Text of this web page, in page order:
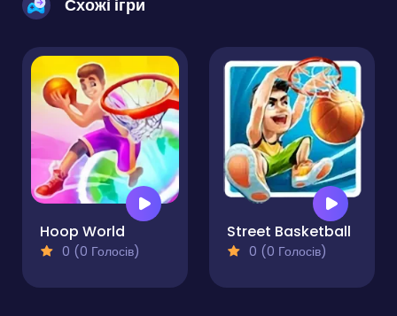
Схожі ігри
Hoop World
0 (0 Голосів)
Street Basketball
0 (0 Голосів)